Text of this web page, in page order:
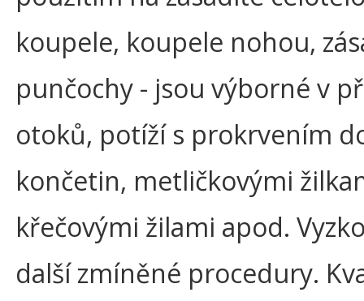
koupele, koupele nohou,
punčochy - jsou výborné v
otoků, potíží s prokrvením
končetin, metličkovými
křečovými žilami apod.
další zmíněné procedury.